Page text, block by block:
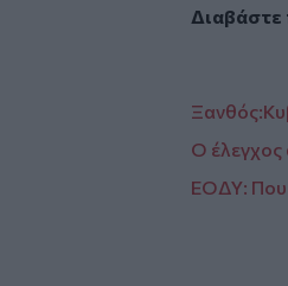
Διαβάστε
Ο
ΕΟΔΥ: Που